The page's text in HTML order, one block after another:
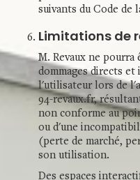
suivants du Code
Limitations de
M. Revaux ne
dommages directs et
l'utilisateur lors de
94-revaux.fr,
non conforme au
ou d'une
(perte de marché,
son utilisation.
Des espaces